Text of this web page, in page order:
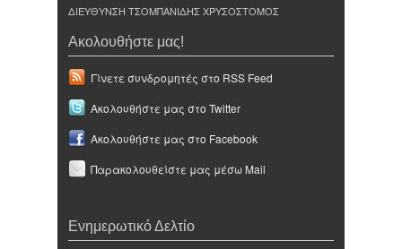
ΔΙΕΥΘΥΝΣΗ ΤΣΟΜΠΑΝΙΔΗΣ ΧΡΥΣΟΣΤΟΜΟΣ
Ακολουθήστε μας!
Γίνετε συνδρομητές στο RSS Feed
Ακολουθήστε μας στο Twitter
Ακολουθήστε μας στο Facebook
Παρακολουθείστε μας μέσω Mail
Ενημερωτικό Δελτίο